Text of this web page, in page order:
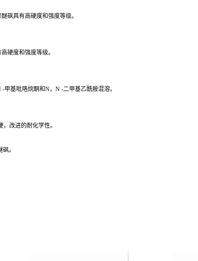
砜具有高硬度和强度等级。
硬度和强度等级。
甲基吡咯烷酮和N，N -二甲基乙酰胺混溶。
改进的耐化学性。
。